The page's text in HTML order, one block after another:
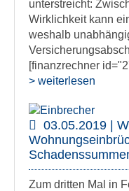
unterstreicht:
Wirklichkeit kann
weshalb
[finanzrechner
> weiterlesen
03.05.2019 |
Zum dritten Mal in